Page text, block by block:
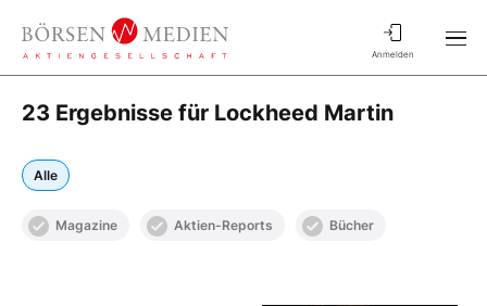
Anmelden
23 Ergebnisse für Lockheed Martin
Alle
Magazine Aktien-Reports Bücher